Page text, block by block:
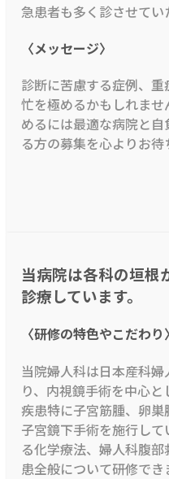
急患者も多く診させてい
〈メッセージ〉
診断に苦慮する症例、
忙を極めるかもしれま
めるには最適な病院と
る方の募集を心よりお待
当病院は各科の垣根
診療しています。
〈研修の特色やこだわり〉
当院婦人科は日本産科
り、内視鏡手術を中心
疾患特に子宮筋腫、卵巣
子宮鏡下手術を施行し
る化学療法、婦人科腹
患全般について研修でき